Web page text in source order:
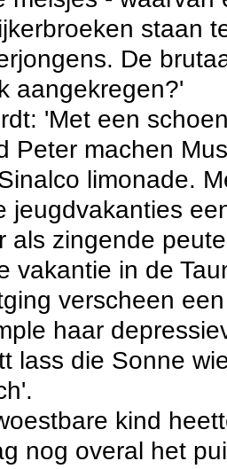
staan
De
aangekregen?'
'Met een
Peter machen
limonade.
jeugdvakanties
als zingende
vakantie in de
verscheen
haar
lass die Sonne
kind
nog overal het